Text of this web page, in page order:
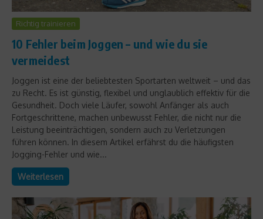
Richtig trainieren
10 Fehler beim Joggen – und wie du sie
vermeidest
Joggen ist eine der beliebtesten Sportarten weltweit – und das
zu Recht. Es ist günstig, flexibel und unglaublich effektiv für die
Gesundheit. Doch viele Läufer, sowohl Anfänger als auch
Fortgeschrittene, machen unbewusst Fehler, die nicht nur die
Leistung beeinträchtigen, sondern auch zu Verletzungen
führen können. In diesem Artikel erfährst du die häufigsten
Jogging-Fehler und wie...
Weiterlesen